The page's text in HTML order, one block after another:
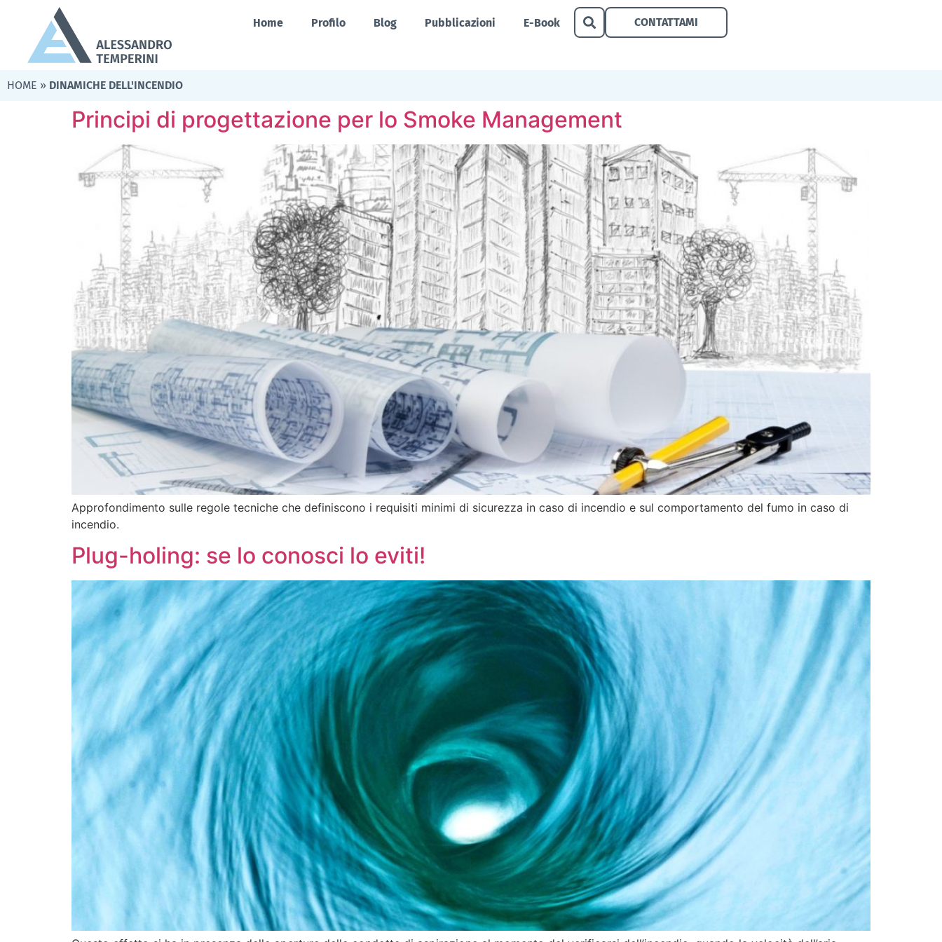
Home Profilo Blog Pubblicazioni E-Book CONTATTAMI
HOME » DINAMICHE DELL'INCENDIO
Principi di progettazione per lo Smoke Management
Approfondimento sulle regole tecniche che definiscono i requisiti minimi di sicurezza in caso di incendio e sul comportamento del fumo in caso di
incendio.
Plug-holing: se lo conosci lo eviti!